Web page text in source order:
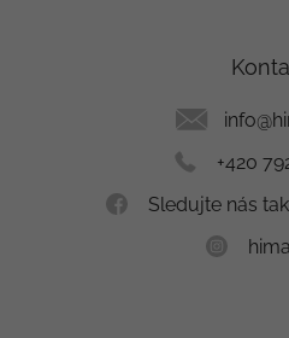
info@
+420
Sledujte nás